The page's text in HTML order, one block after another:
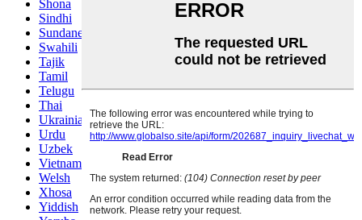
Shona
Sindhi
Sundanese
Swahili
Tajik
Tamil
Telugu
Thai
Ukrainian
Urdu
Uzbek
Vietnamese
Welsh
Xhosa
Yiddish